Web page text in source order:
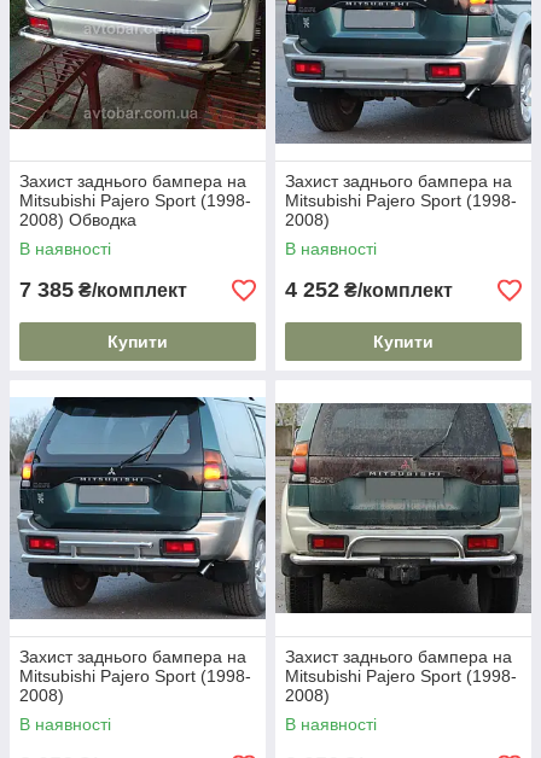
Захист заднього бампера на
Mitsubishi Pajero Sport (1998-
2008) Обводка
В наявності
7 385 ₴/комплект
Купити
Захист заднього бампера на
Mitsubishi Pajero Sport (1998-
2008)
В наявності
4 252 ₴/комплект
Купити
Захист заднього бампера на
Mitsubishi Pajero Sport (1998-
2008)
В наявності
Захист заднього бампера на
Mitsubishi Pajero Sport (1998-
2008)
В наявності